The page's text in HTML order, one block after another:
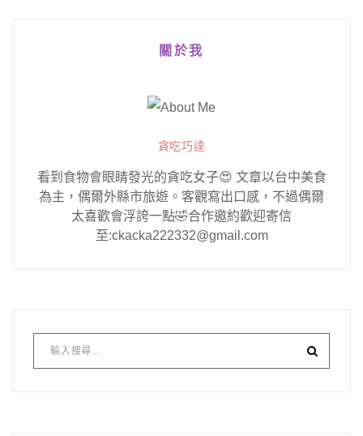
關於我
貪吃巧達
看到食物會眼睛發光的貪吃女子😍 文章以台中美食
為主，偶爾外縣市旅遊。客觀寫出口感，不過偶爾
太喜歡會浮誇一點🤣合作邀約歡迎寄信
至:ckacka222332@gmail.com